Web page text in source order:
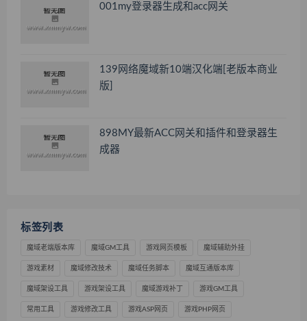
001my登录器生成和acc网关
139网络魔域新10端汉化端[老版本商业
版]
898MY最新ACC网关和插件和登录器生
成器
标签列表
魔域老端版本库 魔域GM工具 游戏网页模板 魔域辅助外挂
游戏素材 魔域修改技术 魔域任务脚本 魔域互通版本库
魔域架设工具 游戏架设工具 魔域游戏补丁 游戏GM工具
常用工具 游戏修改工具 游戏ASP网页 游戏PHP网页